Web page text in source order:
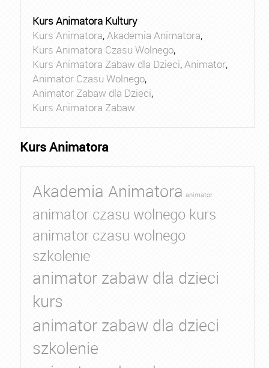
Kurs Animatora Kultury
Kurs Animatora,Akademia Animatora,
Kurs Animatora Czasu Wolnego,
Kurs Animatora Zabaw dla Dzieci,Animator,
Animator Czasu Wolnego,
Animator Zabaw dla Dzieci,
Kurs Animatora Zabaw
Kurs Animatora
Akademia Animatora animator
animator czasu wolnego kurs
animator czasu wolnego
szkolenie
animator zabaw dla dzieci
kurs
animator zabaw dla dzieci
szkolenie